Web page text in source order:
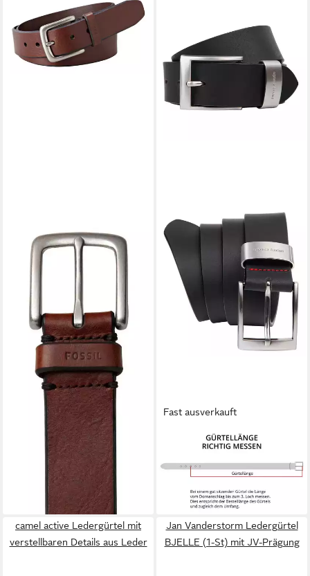
Synthetikgürtel Leather Belt
aus echtem Leder
41,65 €
49,00 €
-15%
lieferbar - in 2-3 Werktagen bei dir
Fast ausverkauft
LINDENMANN
Cardin Ledergürtel schwarz
lieferbar - in 2-3 Werktagen bei dir
camel active Ledergürtel mit
verstellbaren Details aus Leder
Jan Vanderstorm Ledergürtel
BJELLE (1-St) mit JV-Prägung